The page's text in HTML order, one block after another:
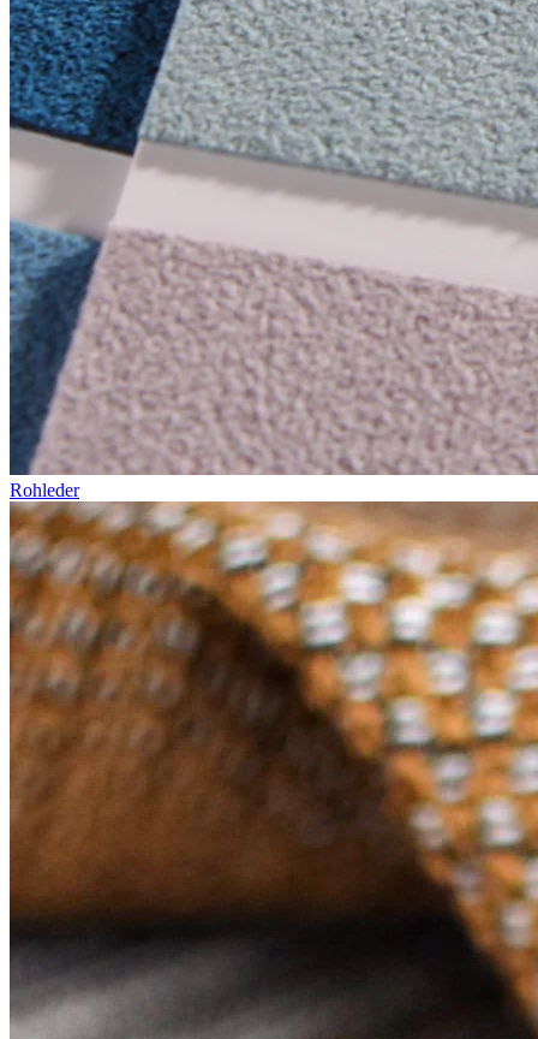
Rohleder